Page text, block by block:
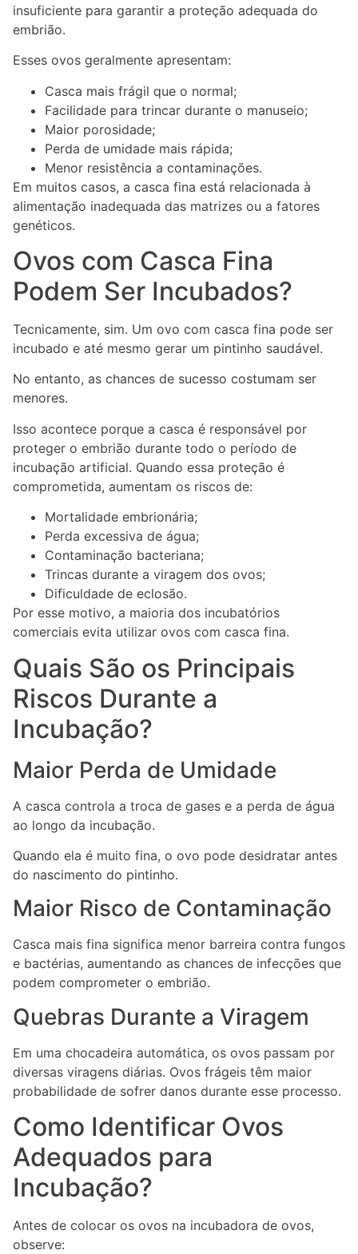
insuficiente para garantir a proteção adequada do
embrião.
Esses ovos geralmente apresentam:
Casca mais frágil que o normal;
Facilidade para trincar durante o manuseio;
Maior porosidade;
Perda de umidade mais rápida;
Menor resistência a contaminações.
Em muitos casos, a casca fina está relacionada à
alimentação inadequada das matrizes ou a fatores
genéticos.
Ovos com Casca Fina
Podem Ser Incubados?
Tecnicamente, sim. Um ovo com casca fina pode ser
incubado e até mesmo gerar um pintinho saudável.
No entanto, as chances de sucesso costumam ser
menores.
Isso acontece porque a casca é responsável por
proteger o embrião durante todo o período de
incubação artificial. Quando essa proteção é
comprometida, aumentam os riscos de:
Mortalidade embrionária;
Perda excessiva de água;
Contaminação bacteriana;
Trincas durante a viragem dos ovos;
Dificuldade de eclosão.
Por esse motivo, a maioria dos incubatórios
comerciais evita utilizar ovos com casca fina.
Quais São os Principais
Riscos Durante a
Incubação?
Maior Perda de Umidade
A casca controla a troca de gases e a perda de água
ao longo da incubação.
Quando ela é muito fina, o ovo pode desidratar antes
do nascimento do pintinho.
Maior Risco de Contaminação
Casca mais fina significa menor barreira contra fungos
e bactérias, aumentando as chances de infecções que
podem comprometer o embrião.
Quebras Durante a Viragem
Em uma chocadeira automática, os ovos passam por
diversas viragens diárias. Ovos frágeis têm maior
probabilidade de sofrer danos durante esse processo.
Como Identificar Ovos
Adequados para
Incubação?
Antes de colocar os ovos na incubadora de ovos,
observe: